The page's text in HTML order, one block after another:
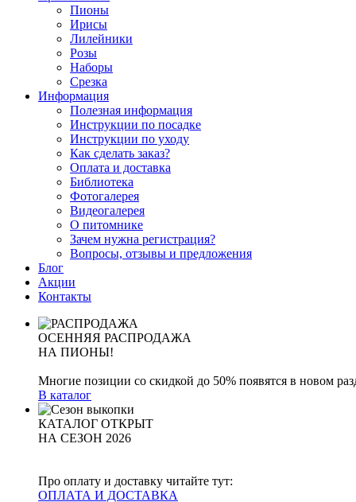
Пионы
Ирисы
Лилейники
Розы
Наборы
Срезка
Информация
Полезная информация
Инструкции по посадке
Инструкции по уходу
Как сделать заказ?
Оплата и доставка
Библиотека
Фотогалерея
Видеогалерея
О питомнике
Зачем нужна регистрация?
Вопросы, отзывы и предложения
Блог
Акции
Контакты
ОСЕННЯЯ РАСПРОДАЖА
НА ПИОНЫ!
Многие позиции со скидкой до 50% появятся в новом
В каталог
КАТАЛОГ ОТКРЫТ
НА СЕЗОН 2026
Про оплату и доставку читайте тут:
ОПЛАТА И ДОСТАВКА